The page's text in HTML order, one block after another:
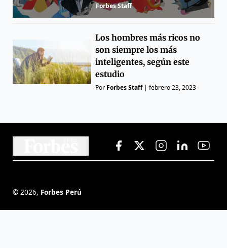
Forbes Staff
Los hombres más ricos no
son siempre los más
inteligentes, según este
estudio
Por Forbes Staff|febrero 23, 2023
© 2026, Forbes Perú